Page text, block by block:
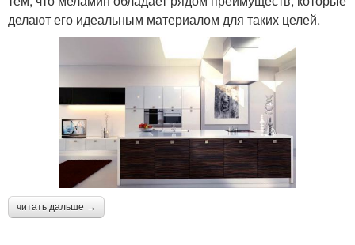
делают его идеальным материалом для таких целей.
читать дальше →